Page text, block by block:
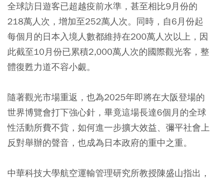
全球訪日遊客已超越疫前水準，甚至相比9月份的
218萬人次，增加至252萬人次。同時，自6月份起
每個月的日本入境人數都維持在200萬人次以上，因
此截至10月份已累積2,000萬人次的國際觀光客，整
體復甦力道不容小覷。
隨著觀光市場重返，也為2025年即將在大阪登場的
世界博覽會打下強心針，畢竟這場長達6個月的全球
性活動所費不貲，如何進一步擴大效益、彌平社會上
反對舉辦的聲音，也成為日本政府的重中之重。
中華科技大學航空運輸管理研究所教授陳盛山指出，